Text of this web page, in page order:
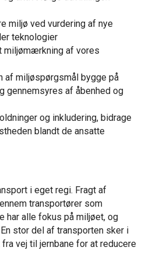
miljø ved vurdering af nye
teknologier
miljømærkning af vores
af miljøspørgsmål bygge på
gennemsyres af åbenhed og
og inkludering, bidrage
blandt de ansatte
i eget regi. Fragt af
transportører som
har alle fokus på miljøet, og
stor del af transporten sker i
vej til jernbane for at reducere